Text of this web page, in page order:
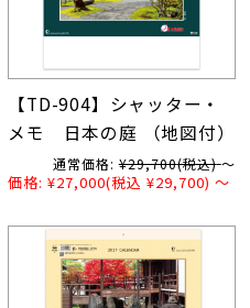
【TD-904】シャッター・
メモ 日本の庭 （地図付）
通常価格: ¥29,700(税込) ～
価格: ¥27,000(税込 ¥29,700) ～